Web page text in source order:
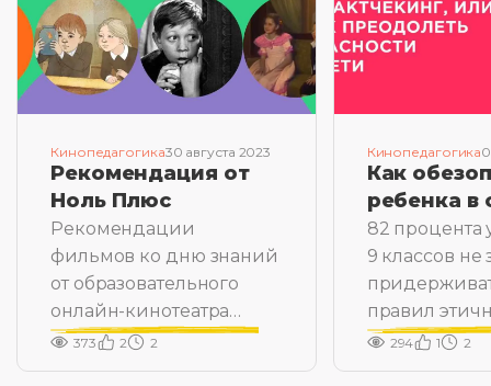
Кинопедагогика30 августа 2023
Рекомендация от
Ноль Плюс
Рекомендации
фильмов ко дню знаний
от образовательного
онлайн-кинотеатра
«Ноль Плюс»
373 2 2
Кинопедагогика
Как
ребенка в
82 процента
9 классов не
правил
общения в
294 1 2